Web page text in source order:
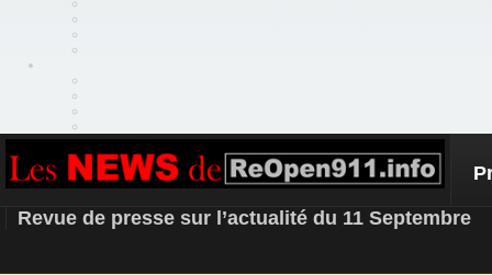
REOPEN911 – NEWS
Revue de presse sur l’actualité du 11 Septembre